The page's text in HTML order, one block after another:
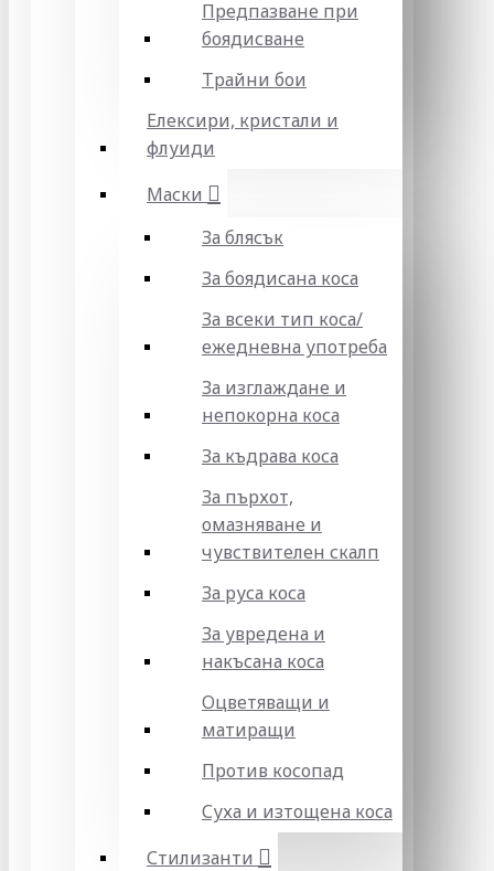
Предпазване при
боядисване
Трайни бои
Елексири, кристали и
флуиди
Маски
За блясък
За боядисана коса
За всеки тип коса/
ежедневна употреба
За изглаждане и
непокорна коса
За къдрава коса
За пърхот,
омазняване и
чувствителен скалп
За руса коса
За увредена и
накъсана коса
Оцветяващи и
матиращи
Против косопад
Суха и изтощена коса
Стилизанти